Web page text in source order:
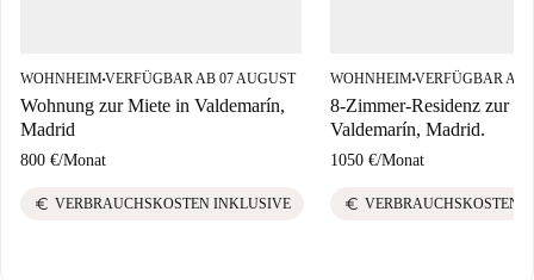
WOHNHEIM■VERFÜGBAR AB 07 AUGUST
Wohnung zur Miete in Valdemarín,
Madrid
800 €/Monat
euro VERBRAUCHSKOSTEN INKLUSIVE
WOHNHEIM■VERFÜGBAR AB
8-Zimmer-Residenz zur
Valdemarín, Madrid.
1050 €/Monat
euro VERBRAUCHSKOSTEN